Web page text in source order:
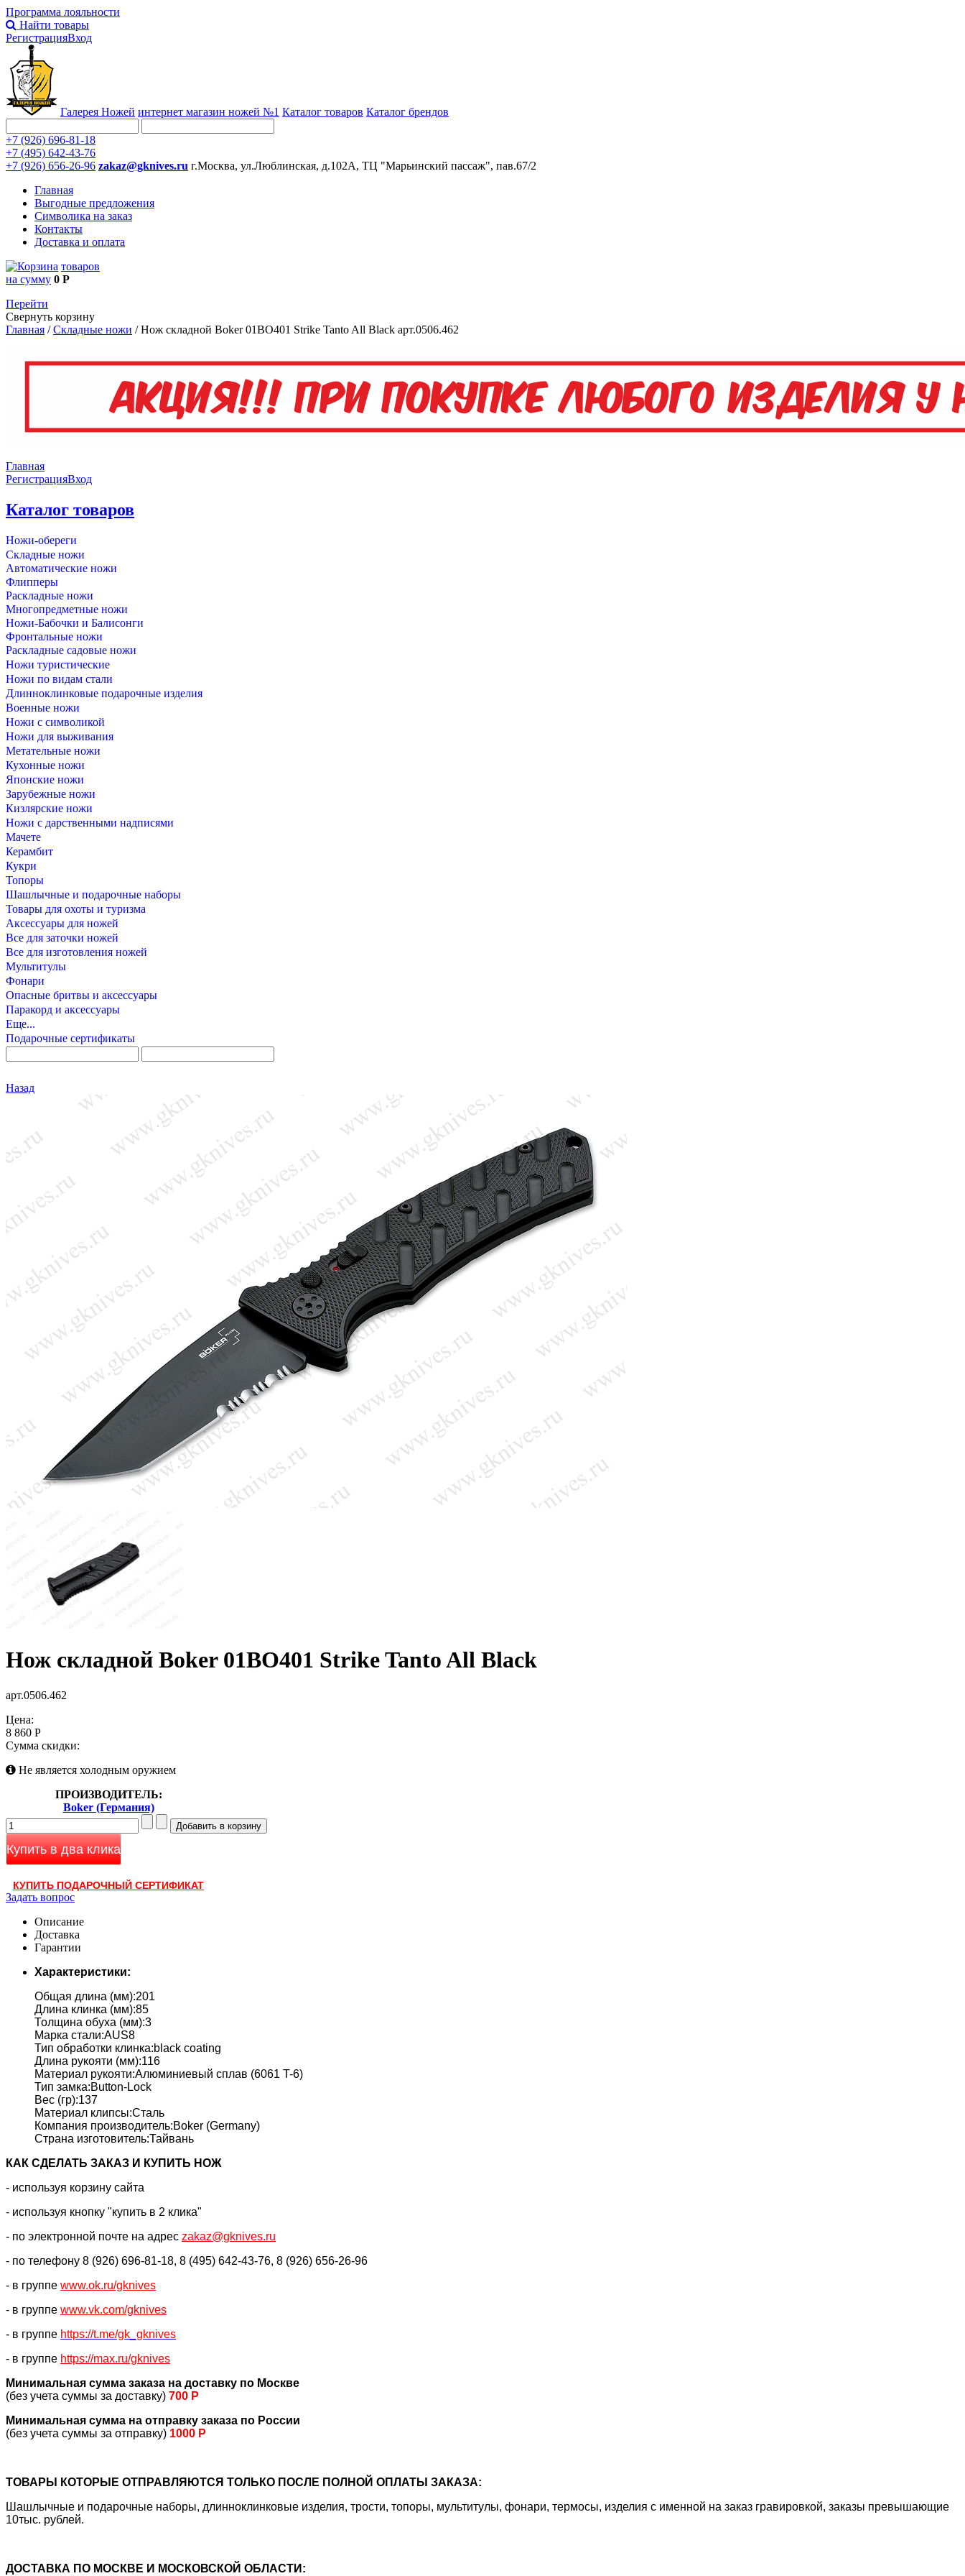
Программа лояльности
Найти товары
РегистрацияВход
Галерея Ножей интернет магазин ножей №1 Каталог товаров Каталог брендов
+7 (926) 696-81-18
+7 (495) 642-43-76
+7 (926) 656-26-96 zakaz@gknives.ru г.Москва, ул.Люблинская, д.102А, ТЦ "Марьинский пассаж", пав.67/2
Главная
Выгодные предложения
Символика на заказ
Контакты
Доставка и оплата
товаров
на сумму 0 Р
Перейти
Свернуть корзину
Главная /Складные ножи /Нож складной Boker 01BO401 Strike Tanto All Black арт.0506.462
Главная
РегистрацияВход
Каталог товаров
Ножи-обереги
Складные ножи
Автоматические ножи
Флипперы
Раскладные ножи
Многопредметные ножи
Ножи-Бабочки и Балисонги
Фронтальные ножи
Раскладные садовые ножи
Ножи туристические
Ножи по видам стали
Длинноклинковые подарочные изделия
Военные ножи
Ножи с символикой
Ножи для выживания
Метательные ножи
Кухонные ножи
Японские ножи
Зарубежные ножи
Кизлярские ножи
Ножи с дарственными надписями
Мачете
Керамбит
Кукри
Топоры
Шашлычные и подарочные наборы
Товары для охоты и туризма
Аксессуары для ножей
Все для заточки ножей
Все для изготовления ножей
Мультитулы
Фонари
Опасные бритвы и аксессуары
Паракорд и аксессуары
Еще...
Подарочные сертификаты
Назад
Нож складной Boker 01BO401 Strike Tanto All Black
арт.0506.462
Цена:
8 860 Р
Сумма скидки:
Не является холодным оружием
ПРОИЗВОДИТЕЛЬ:
Boker (Германия)
Купить в два клика
КУПИТЬ ПОДАРОЧНЫЙ СЕРТИФИКАТ
Задать вопрос
Описание
Доставка
Гарантии
Характеристики:
Общая длина (мм):201
Длина клинка (мм):85
Толщина обуха (мм):3
Марка стали:AUS8
Тип обработки клинка:black coating
Длина рукояти (мм):116
Материал рукояти:Алюминиевый сплав (6061 T-6)
Тип замка:Button-Lock
Вес (гр):137
Материал клипсы:Сталь
Компания производитель:Boker (Germany)
Страна изготовитель:Тайвань
КАК CДЕЛАТЬ ЗАКАЗ И КУПИТЬ НОЖ
- используя корзину сайта
- используя кнопку "купить в 2 клика"
- по электронной почте на адрес zakaz@gknives.ru
- по телефону 8 (926) 696-81-18, 8 (495) 642-43-76, 8 (926) 656-26-96
- в группе www.ok.ru/gknives
- в группе www.vk.com/gknives
- в группе https://t.me/gk_gknives
- в группе https://max.ru/gknives
Минимальная сумма заказа на доставку по Москве
(без учета суммы за доставку) 700 Р
Минимальная сумма на отправку заказа по России
(без учета суммы за отправку) 1000 Р
ТОВАРЫ КОТОРЫЕ ОТПРАВЛЯЮТСЯ ТОЛЬКО ПОСЛЕ ПОЛНОЙ ОПЛАТЫ ЗАКАЗА:
Шашлычные и подарочные наборы, длинноклинковые изделия, трости, топоры, мультитулы, фонари, термосы, изделия с именной на заказ гравировкой, заказы превышающие
10тыс. рублей.
ДОСТАВКА ПО МОСКВЕ И МОСКОВСКОЙ ОБЛАСТИ: